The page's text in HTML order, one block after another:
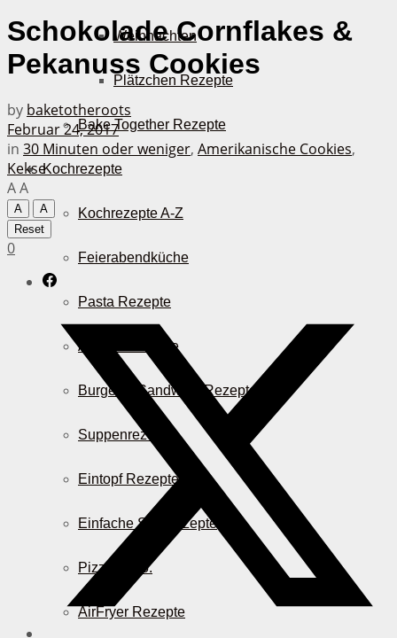
Weihnachten
Plätzchen Rezepte
Bake Together Rezepte
Kochrezepte
Kochrezepte A-Z
Feierabendküche
Pasta Rezepte
Auflauf Rezepte
Burger & Sandwich Rezepte
Suppenrezepte
Eintopf Rezepte
Einfache Salatrezepte
Pizza & Co.
AirFryer Rezepte
Schokolade Cornflakes &
Pekanuss Cookies
by baketotheroots
Februar 24, 2017
in 30 Minuten oder weniger, Amerikanische Cookies,
Kekse
AA
A
A
Reset
0